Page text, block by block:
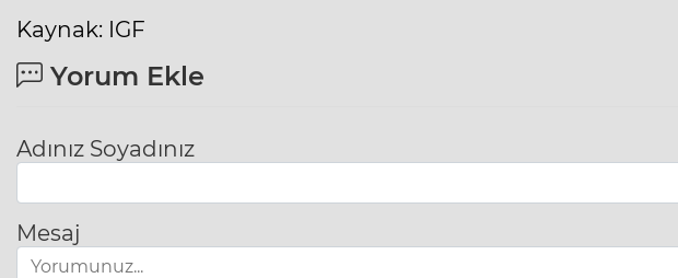
Kaynak: IGF
Yorum Ekle
Adınız Soyadınız
Mesaj